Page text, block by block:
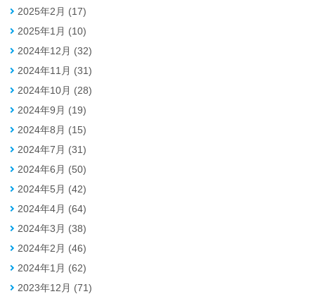
2025年2月 (17)
2025年1月 (10)
2024年12月 (32)
2024年11月 (31)
2024年10月 (28)
2024年9月 (19)
2024年8月 (15)
2024年7月 (31)
2024年6月 (50)
2024年5月 (42)
2024年4月 (64)
2024年3月 (38)
2024年2月 (46)
2024年1月 (62)
2023年12月 (71)